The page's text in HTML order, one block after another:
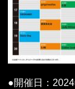
●開催日：